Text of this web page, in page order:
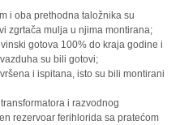
i oba prethodna taložnika su
zgrtača mulja u njima montirana;
gotova 100% do kraja godine i
su bili gotovi;
i ispitana, isto su bili montirani
i razvodnog
rezervoar ferihlorida sa pratećom